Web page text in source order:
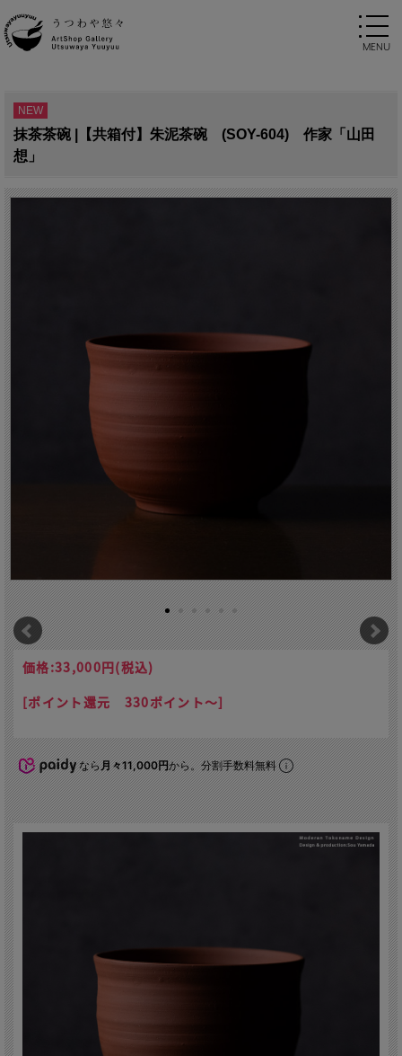
NEW
抹茶茶碗 |【共箱付】朱泥茶碗 (SOY-604) 作家「山田
想」
価格:33,000円(税込)
[ポイント還元 330ポイント～]
なら月々11,000円から。分割手数料無料